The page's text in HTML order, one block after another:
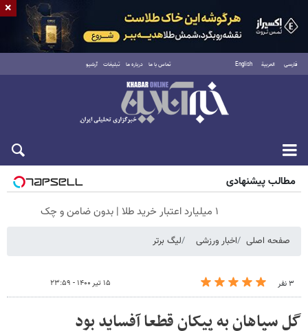
فارسی العربية English تماس با ما درباره ما تبلیغات آرشیو
جمعه ۱۶ مرداد ۱۴۰۵
مطالب پیشنهادی
۱ میلیارد اعتبار خرید طلا | بدون ضامن و چک
صفحه اصلی اخبار ورزشی لیگ برتر
۳ نفر ۱۵ تیر ۱۴۰۰ - ۲۳:۵۹
گل سپاهان به پیکان قطعا آفساید بود
×